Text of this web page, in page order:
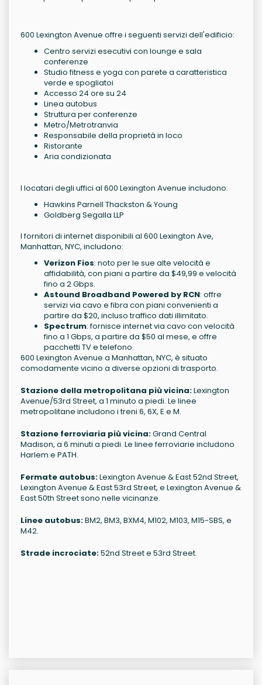
600 Lexington Avenue offre i seguenti servizi dell'edificio:
Centro servizi esecutivi con lounge e sala
conferenze
Studio fitness e yoga con parete a caratteristica
verde e spogliatoi
Accesso 24 ore su 24
Linea autobus
Struttura per conferenze
Metro/Metrotranvia
Responsabile della proprietà in loco
Ristorante
Aria condizionata
I locatari degli uffici al 600 Lexington Avenue includono:
Hawkins Parnell Thackston & Young
Goldberg Segalla LLP
I fornitori di internet disponibili al 600 Lexington Ave,
Manhattan, NYC, includono:
Verizon Fios: noto per le sue alte velocità e
affidabilità, con piani a partire da $49,99 e velocità
fino a 2 Gbps.
Astound Broadband Powered by RCN: offre
servizi via cavo e fibra con piani convenienti a
partire da $20, incluso traffico dati illimitato.
Spectrum: fornisce internet via cavo con velocità
fino a 1 Gbps, a partire da $50 al mese, e offre
pacchetti TV e telefono.
600 Lexington Avenue a Manhattan, NYC, è situato
comodamente vicino a diverse opzioni di trasporto.
Stazione della metropolitana più vicina:Lexington
Avenue/53rd Street, a 1 minuto a piedi. Le linee
metropolitane includono i treni 6, 6X, E e M.
Stazione ferroviaria più vicina:Grand Central
Madison, a 6 minuti a piedi. Le linee ferroviarie includono
Harlem e PATH.
Fermate autobus:Lexington Avenue & East 52nd Street,
Lexington Avenue & East 53rd Street, e Lexington Avenue &
East 50th Street sono nelle vicinanze.
Linee autobus:BM2, BM3, BXM4, M102, M103, M15-SBS, e
M42.
Strade incrociate:52nd Street e 53rd Street.